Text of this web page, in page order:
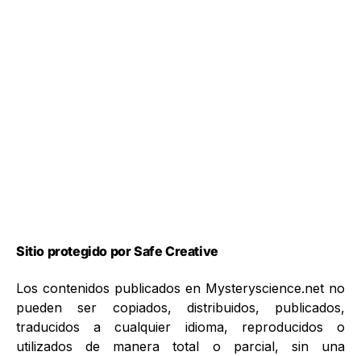
Sitio protegido por Safe Creative
Los contenidos publicados en Mysteryscience.net no
pueden ser copiados, distribuidos, publicados,
traducidos a cualquier idioma, reproducidos o
utilizados de manera total o parcial, sin una